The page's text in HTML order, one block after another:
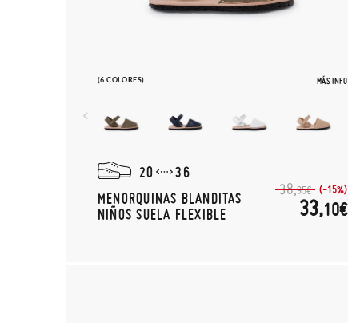
(6 COLORES) MÁS INFO
20
36
MENORQUINAS BLANDITAS
NIÑOS SUELA FLEXIBLE
38,95€ (-15%)
33,10€